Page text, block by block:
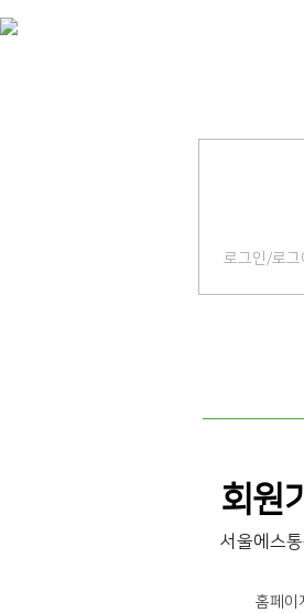
로그인/로그
회원
서울에스
홈페이